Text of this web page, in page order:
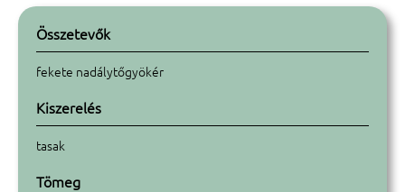
Összetevők
fekete nadálytőgyökér
Kiszerelés
tasak
Tömeg